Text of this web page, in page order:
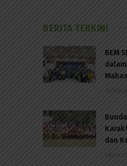
BERITA TERKINI
BEM
08/08/
dan
08/08/